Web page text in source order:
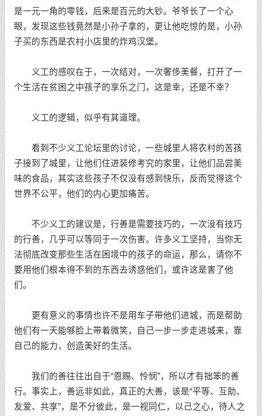
是一元一角的零钱，后来是百元的大钞。爷爷长了一个心
眼，发现这些钱竟然是小孙子拿的，更让他吃惊的是，小孙
子买的东西是农村小店里的炸鸡汉堡。
义工的感叹在于，一次结对，一次奢侈美餐，打开了一
个生活在贫困之中孩子的享乐之门，这是幸，还是不幸？
义工的逻辑，似乎有其道理。
看到不少义工论坛里的讨论，一些城里人将农村的苦孩
子接到了城里，让他们住进装修考究的家里，让他们品尝美
味的食品，其实这些孩子不仅没有感到快乐，反而觉得这个
世界不公平，他们的内心更加痛苦。
不少义工的建议是，行善是需要技巧的，一次没有技巧
的行善，几乎可以等同于一次伤害。许多义工坚持，当你无
法彻底改变那些生活在困境中的孩子的命运，那么，请你不
要用他们根本得不到的东西去诱惑他们，或许这是害了他
们。
更有意义的事情也许不是用车子带他们进城，而是帮助
他们有一天能够脸上带着微笑，自己一步一步走进城来，靠
自己的能力，创造美好的生活。
我们的善往往出自于“恩赐、怜悯”，所以才有拙笨的善
行。事实上，善远非如此，真正的大善，该是“平等、互助、
友爱、共享”，是不分彼此，是一视同仁，以己之心，待人之